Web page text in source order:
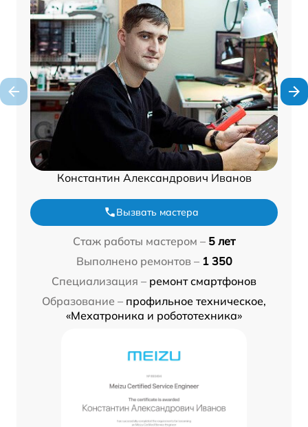
Константин Александрович Иванов
Вызвать мастера
Стаж работы мастером – 5 лет
Выполнено ремонтов – 1 350
Специализация – ремонт смартфонов
Образование – профильное техническое,
«Мехатроника и робототехника»